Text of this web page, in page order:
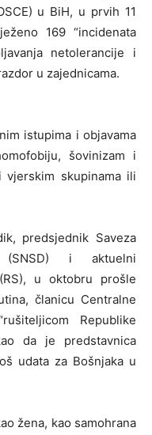
u BiH, u prvih 11
169 “incidenata
netolerancije i
u zajednicama.
istupima i objavama
šovinizam i
skupinama ili
predsjednik Saveza
(SNSD) i aktuelni
u oktobru prošle
članicu Centralne
Republike
da je predstavnica
udata za Bošnjaka u
žena, kao samohrana